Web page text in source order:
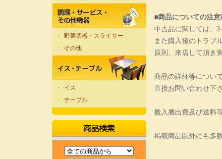
・
野菜切器・スライサー
・
その他
・
イス
・
テーブル
■商品についての注
中古品に関しては、
また購入後のトラブ
原則、来店して頂き
商品の詳細等につい
直接お問い合わせ下
搬入搬出費及び送料
掲載商品以外にも多